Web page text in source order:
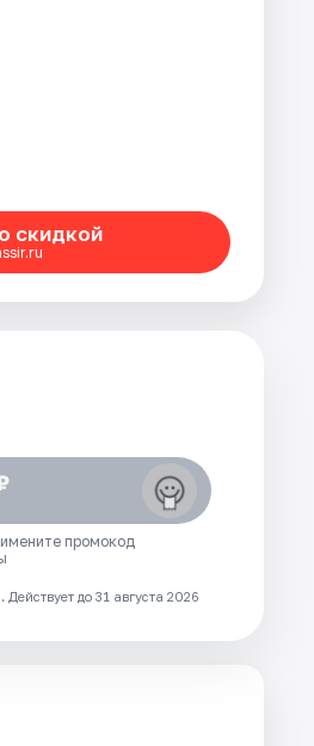
скидкой
промокод
Действует до 31 августа 2026